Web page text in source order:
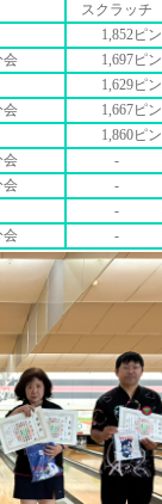
スクラッチ
1,852ピン
会 1,697ピン
1,629ピン
会 1,667ピン
1,860ピン
会 -
会 -
-
会 -